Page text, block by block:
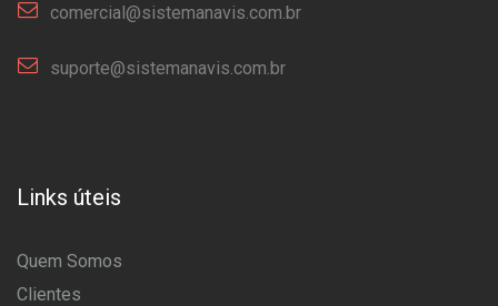
comercial@sistemanavis.com.br
suporte@sistemanavis.com.br
Links úteis
Quem Somos
Clientes